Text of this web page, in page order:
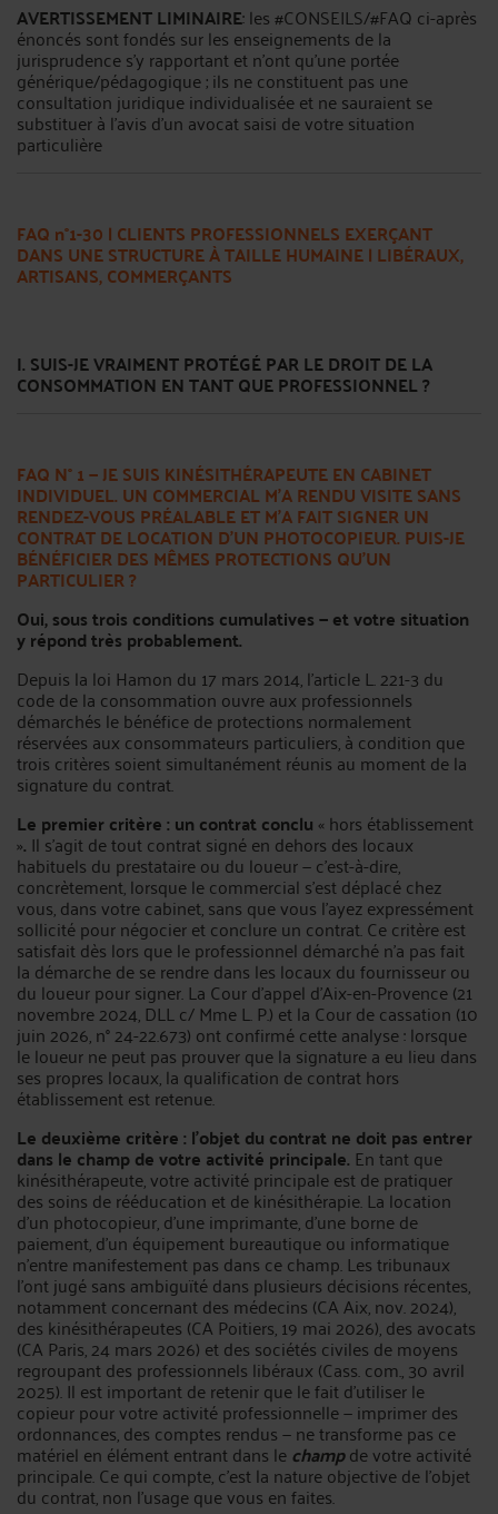
AVERTISSEMENT LIMINAIRE: les #CONSEILS/#FAQ ci-après
énoncés sont fondés sur les enseignements de la
jurisprudence s’y rapportant et n’ont qu’une portée
générique/pédagogique ; ils ne constituent pas une
consultation juridique individualisée et ne sauraient se
substituer à l’avis d’un avocat saisi de votre situation
particulière
FAQ n°1-30 | CLIENTS PROFESSIONNELS EXERÇANT
DANS UNE STRUCTURE À TAILLE HUMAINE | LIBÉRAUX,
ARTISANS, COMMERÇANTS
I. SUIS-JE VRAIMENT PROTÉGÉ PAR LE DROIT DE LA
CONSOMMATION EN TANT QUE PROFESSIONNEL ?
FAQ N° 1 — JE SUIS KINÉSITHÉRAPEUTE EN CABINET
INDIVIDUEL. UN COMMERCIAL M’A RENDU VISITE SANS
RENDEZ-VOUS PRÉALABLE ET M’A FAIT SIGNER UN
CONTRAT DE LOCATION D’UN PHOTOCOPIEUR. PUIS-JE
BÉNÉFICIER DES MÊMES PROTECTIONS QU’UN
PARTICULIER ?
Oui, sous trois conditions cumulatives — et votre situation
y répond très probablement.
Depuis la loi Hamon du 17 mars 2014, l’article L. 221-3 du
code de la consommation ouvre aux professionnels
démarchés le bénéfice de protections normalement
réservées aux consommateurs particuliers, à condition que
trois critères soient simultanément réunis au moment de la
signature du contrat.
Le premier critère : un contrat conclu « hors établissement
». Il s’agit de tout contrat signé en dehors des locaux
habituels du prestataire ou du loueur — c’est-à-dire,
concrètement, lorsque le commercial s’est déplacé chez
vous, dans votre cabinet, sans que vous l’ayez expressément
sollicité pour négocier et conclure un contrat. Ce critère est
satisfait dès lors que le professionnel démarché n’a pas fait
la démarche de se rendre dans les locaux du fournisseur ou
du loueur pour signer. La Cour d’appel d’Aix-en-Provence (21
novembre 2024, DLL c/ Mme L. P.) et la Cour de cassation (10
juin 2026, n° 24-22.673) ont confirmé cette analyse : lorsque
le loueur ne peut pas prouver que la signature a eu lieu dans
ses propres locaux, la qualification de contrat hors
établissement est retenue.
Le deuxième critère : l’objet du contrat ne doit pas entrer
dans le champ de votre activité principale. En tant que
kinésithérapeute, votre activité principale est de pratiquer
des soins de rééducation et de kinésithérapie. La location
d’un photocopieur, d’une imprimante, d’une borne de
paiement, d’un équipement bureautique ou informatique
n’entre manifestement pas dans ce champ. Les tribunaux
l’ont jugé sans ambiguïté dans plusieurs décisions récentes,
notamment concernant des médecins (CA Aix, nov. 2024),
des kinésithérapeutes (CA Poitiers, 19 mai 2026), des avocats
(CA Paris, 24 mars 2026) et des sociétés civiles de moyens
regroupant des professionnels libéraux (Cass. com., 30 avril
2025). Il est important de retenir que le fait d’utiliser le
copieur pour votre activité professionnelle — imprimer des
ordonnances, des comptes rendus — ne transforme pas ce
matériel en élément entrant dans lechampde votre activité
principale. Ce qui compte, c’est la nature objective de l’objet
du contrat, non l’usage que vous en faites.